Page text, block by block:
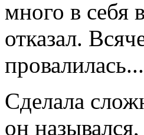
много в себя
отказал.
Сделала
он